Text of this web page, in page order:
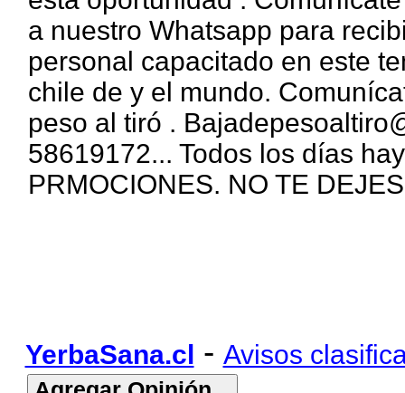
a nuestro Whatsapp para
personal capacitado en este
chile de y el mundo.
peso al tiró .
58619172... Todos los días
PRMOCIONES. NO TE
YerbaSana.cl - Avisos